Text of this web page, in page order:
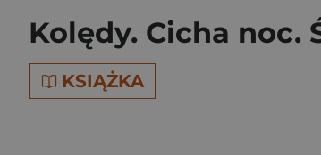
Kolędy. Cicha noc.
KSIĄŻKA